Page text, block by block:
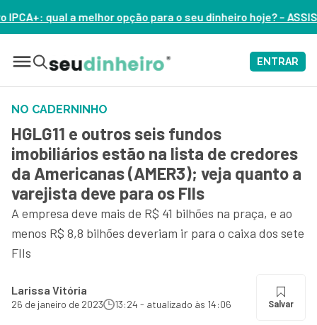
o seu dinheiro hoje? – ASSISTA AGORA
ENTRAR
NO CADERNINHO
HGLG11 e outros seis fundos
imobiliários estão na lista de credores
da Americanas (AMER3); veja quanto a
varejista deve para os FIIs
A empresa deve mais de R$ 41 bilhões na praça, e ao
menos R$ 8,8 bilhões deveriam ir para o caixa dos sete
FIIs
Larissa Vitória
26 de janeiro de 2023 13:24 - atualizado às 14:06 Salvar